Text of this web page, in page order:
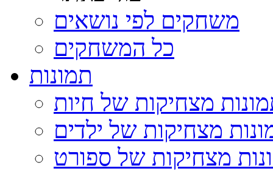
משחקים לפי נושאים
כל המשחקים
תמונות
מצחיקות של חיות
מצחיקות של ילדים
מצחיקות של ספורט